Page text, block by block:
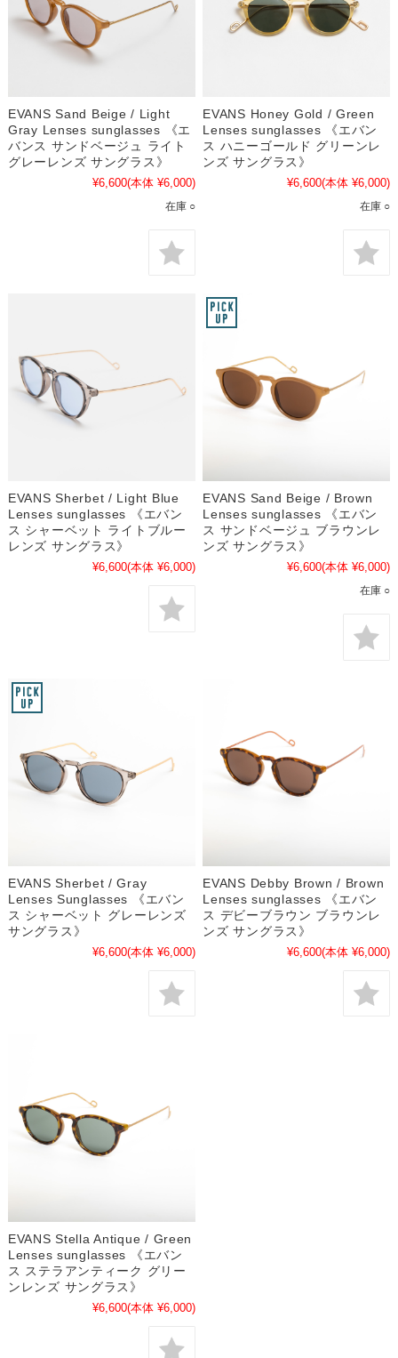
EVANS Sand Beige / Light
Gray Lenses sunglasses 《エ
バンス サンドベージュ ライト
グレーレンズ サングラス》
¥6,600(本体 ¥6,000)
在庫 ○
EVANS Honey Gold / Green
Lenses sunglasses 《エバン
ス ハニーゴールド グリーンレ
ンズ サングラス》
¥6,600(本体 ¥6,000)
在庫 ○
EVANS Sherbet / Light Blue
Lenses sunglasses 《エバン
ス シャーベット ライトブルー
レンズ サングラス》
¥6,600(本体 ¥6,000)
EVANS Sand Beige / Brown
Lenses sunglasses 《エバン
ス サンドベージュ ブラウンレ
ンズ サングラス》
¥6,600(本体 ¥6,000)
在庫 ○
EVANS Sherbet / Gray
Lenses Sunglasses 《エバン
ス シャーベット グレーレンズ
サングラス》
¥6,600(本体 ¥6,000)
EVANS Debby Brown / Brown
Lenses sunglasses 《エバン
ス デビーブラウン ブラウンレ
ンズ サングラス》
¥6,600(本体 ¥6,000)
EVANS Stella Antique / Green
Lenses sunglasses 《エバン
ス ステラアンティーク グリー
ンレンズ サングラス》
¥6,600(本体 ¥6,000)